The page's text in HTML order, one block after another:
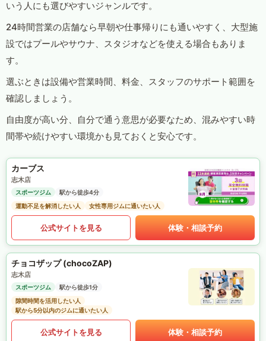
いう人にも選びやすいジャンルです。
24時間営業の店舗なら早朝や仕事帰りにも通いやすく、大型施
設ではプールやサウナ、スタジオなどを使える場合もありま
す。
選ぶときは設備や営業時間、料金、スタッフのサポート範囲を
確認しましょう。
自由度が高い分、自分で通う意思が必要なため、混みやすい時
間帯や続けやすい環境かも見ておくと安心です。
カーブス
志木店
スポーツジム
駅から徒歩4分
運動不足を解消したい人
女性専用ジムに通いたい人
公式サイトを見る 体験・相談予約
チョコザップ (chocoZAP)
志木店
スポーツジム
駅から徒歩1分
隙間時間を活用したい人
駅から5分以内のジムに通いたい人
公式サイトを見る 体験・相談予約